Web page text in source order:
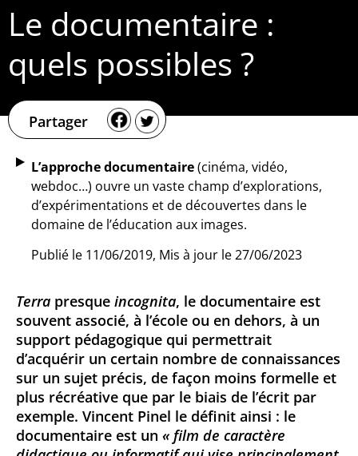
Le documentaire :
quels possibles ?
Partager
L’approche documentaire(cinéma, vidéo,
webdoc…) ouvre un vaste champ d’explorations,
d’expérimentations et de découvertes dans le
domaine de l’éducation aux images.
Publié le 11/06/2019, Mis à jour le 27/06/2023
Terra presque incognita, le documentaire est
souvent associé, à l’école ou en dehors, à un
support pédagogique qui permettrait
d’acquérir un certain nombre de connaissances
sur un sujet précis, de façon moins formelle et
plus récréative que par le biais de l’écrit par
exemple. Vincent Pinel le définit ainsi : le
documentaire est un « film de caractère